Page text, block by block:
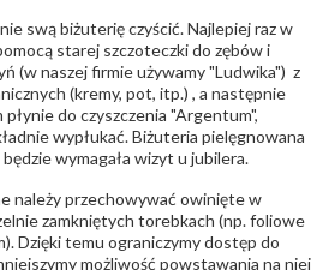
swą biżuterię czyścić. Najlepiej raz w
starej szczoteczki do zębów i
(w naszej firmie używamy "Ludwika") z
(kremy, pot, itp.) , a następnie
do czyszczenia "Argentum",
wypłukać. Biżuteria pielęgnowana
wymagała wizyt u jubilera.
należy przechowywać owinięte w
zamkniętych torebkach (np. foliowe
Dzięki temu ograniczymy dostęp do
możliwość powstawania na niej